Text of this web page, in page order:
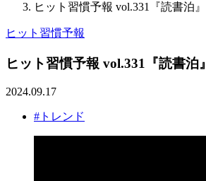
ヒット習慣予報 vol.331『読書泊』
ヒット習慣予報
ヒット習慣予報 vol.331『読書泊』
2024.09.17
#トレンド